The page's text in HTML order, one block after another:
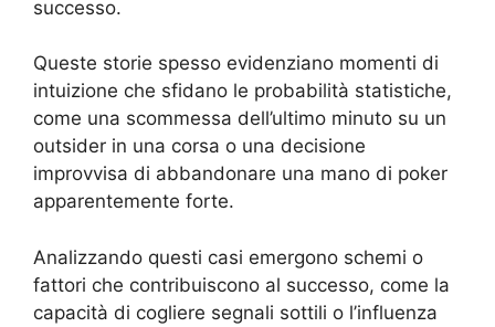
successo.
Queste storie spesso evidenziano momenti di
intuizione che sfidano le probabilità statistiche,
come una scommessa dell’ultimo minuto su un
outsider in una corsa o una decisione
improvvisa di abbandonare una mano di poker
apparentemente forte.
Analizzando questi casi emergono schemi o
fattori che contribuiscono al successo, come la
capacità di cogliere segnali sottili o l’influenza